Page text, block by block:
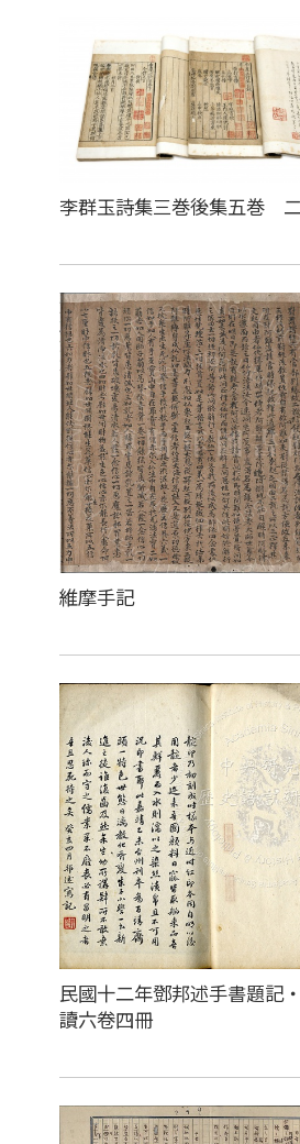
李群玉詩集三巻後集五巻
維摩手記
民國十二年鄧邦述手書題記
讀六卷四冊